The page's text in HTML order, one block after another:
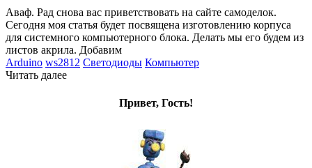
Аваф. Рад снова вас приветствовать на сайте самоделок.
Сегодня моя статья будет посвящена изготовлению корпуса
для системного компьютерного блока. Делать мы его будем из
листов акрила. Добавим
Arduino ws2812 Светодиоды Компьютер
Читать далее
Привет, Гость!